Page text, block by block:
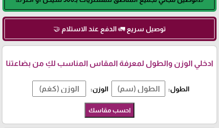
توصيل سريع 🚛 الدفع عند الاستلام 🤝
ادخلي الوزن والطول لمعرفة المقاس المناسب لكِ من بضاعتنا
الطول: الوزن:
احسب مقاسك